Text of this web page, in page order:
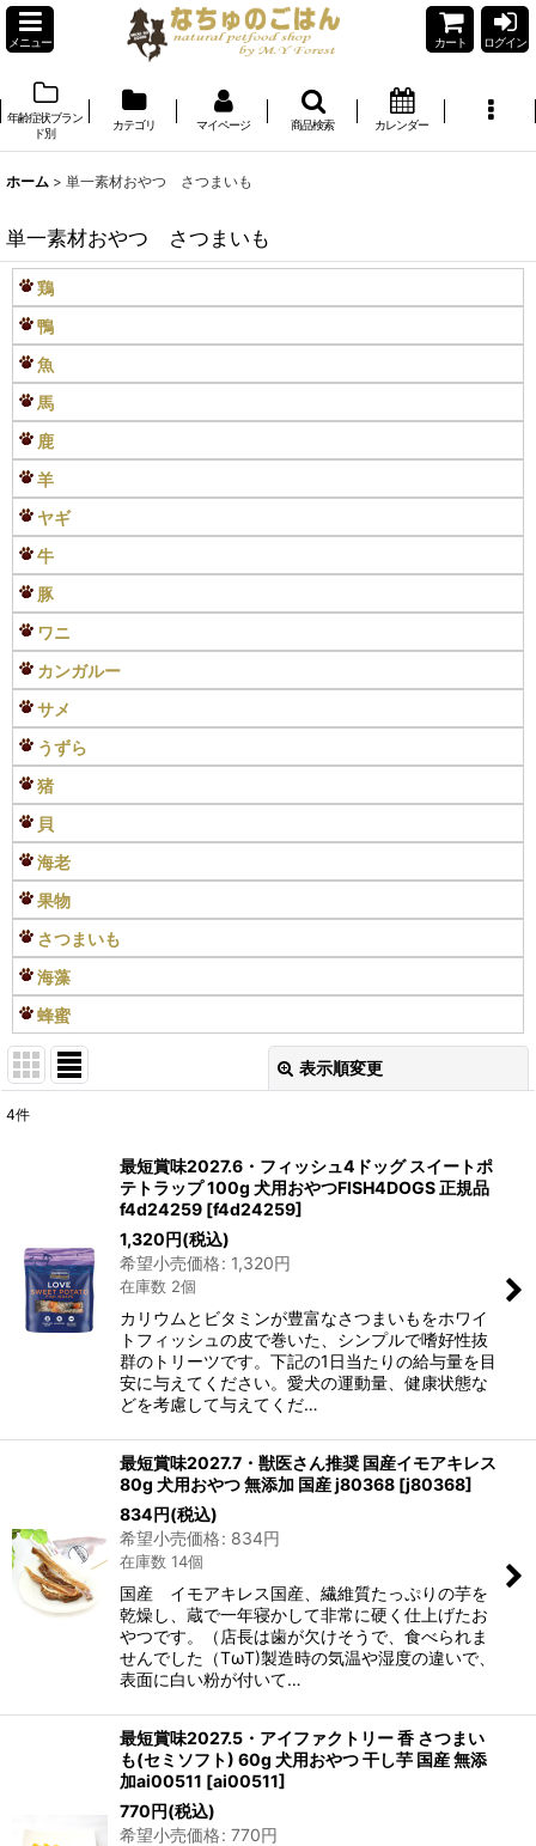
メニュー カート ログイン
年齢症状ブラン
ド別
カテゴリ マイページ 商品検索 カレンダー
ホーム > 単一素材おやつ さつまいも
単一素材おやつ さつまいも
鶏
鴨
魚
馬
鹿
羊
ヤギ
牛
豚
ワニ
カンガルー
サメ
うずら
猪
貝
海老
果物
さつまいも
海藻
蜂蜜
表示順変更
並び順:
絞り込む
4件
最短賞味2027.6・フィッシュ4ドッグ スイートポ
テトラップ 100g 犬用おやつFISH4DOGS 正規品
f4d24259 [f4d24259]
1,320円(税込)
希望小売価格: 1,320円
在庫数 2個
カリウムとビタミンが豊富なさつまいもをホワイ
トフィッシュの皮で巻いた、シンプルで嗜好性抜
群のトリーツです。下記の1日当たりの給与量を目
安に与えてください。愛犬の運動量、健康状態な
どを考慮して与えてくだ…
最短賞味2027.7・獣医さん推奨 国産イモアキレス
80g 犬用おやつ 無添加 国産 j80368 [j80368]
834円(税込)
希望小売価格: 834円
在庫数 14個
国産 イモアキレス国産、繊維質たっぷりの芋を
乾燥し、蔵で一年寝かして非常に硬く仕上げたお
やつです。（店長は歯が欠けそうで、食べられま
せんでした（TωT)製造時の気温や湿度の違いで、
表面に白い粉が付いて…
最短賞味2027.5・アイファクトリー 香 さつまい
も(セミソフト) 60g 犬用おやつ 干し芋 国産 無添
加ai00511 [ai00511]
770円(税込)
希望小売価格: 770円